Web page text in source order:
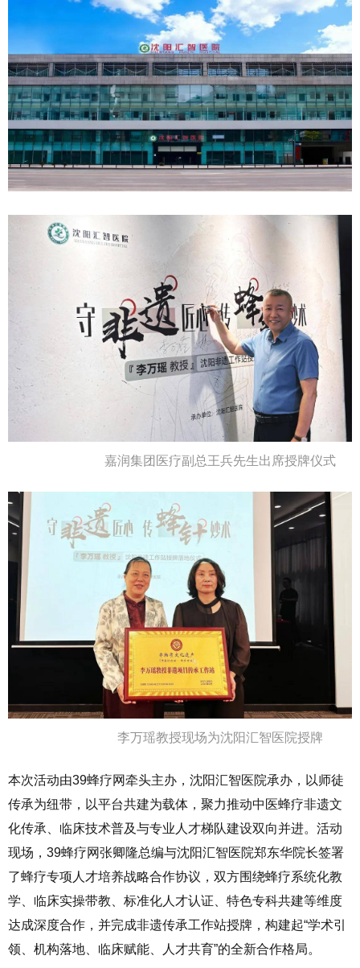
嘉润集团医疗副总王兵先生出席授牌仪式
李万瑶教授现场为沈阳汇智医院授牌
本次活动由39蜂疗网牵头主办，沈阳汇智医院承办，以师徒
传承为纽带，以平台共建为载体，聚力推动中医蜂疗非遗文
化传承、临床技术普及与专业人才梯队建设双向并进。活动
现场，39蜂疗网张卿隆总编与沈阳汇智医院郑东华院长签署
了蜂疗专项人才培养战略合作协议，双方围绕蜂疗系统化教
学、临床实操带教、标准化人才认证、特色专科共建等维度
达成深度合作，并完成非遗传承工作站授牌，构建起“学术引
领、机构落地、临床赋能、人才共育”的全新合作格局。